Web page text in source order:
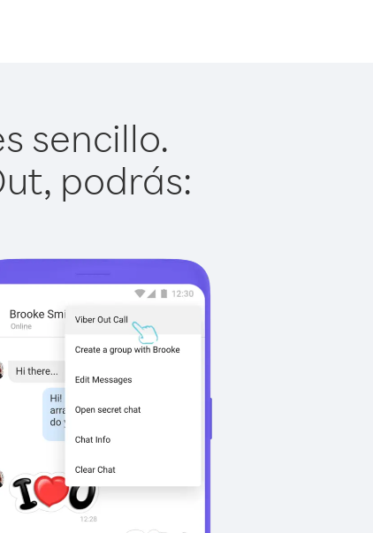
sencillo.
podrás: